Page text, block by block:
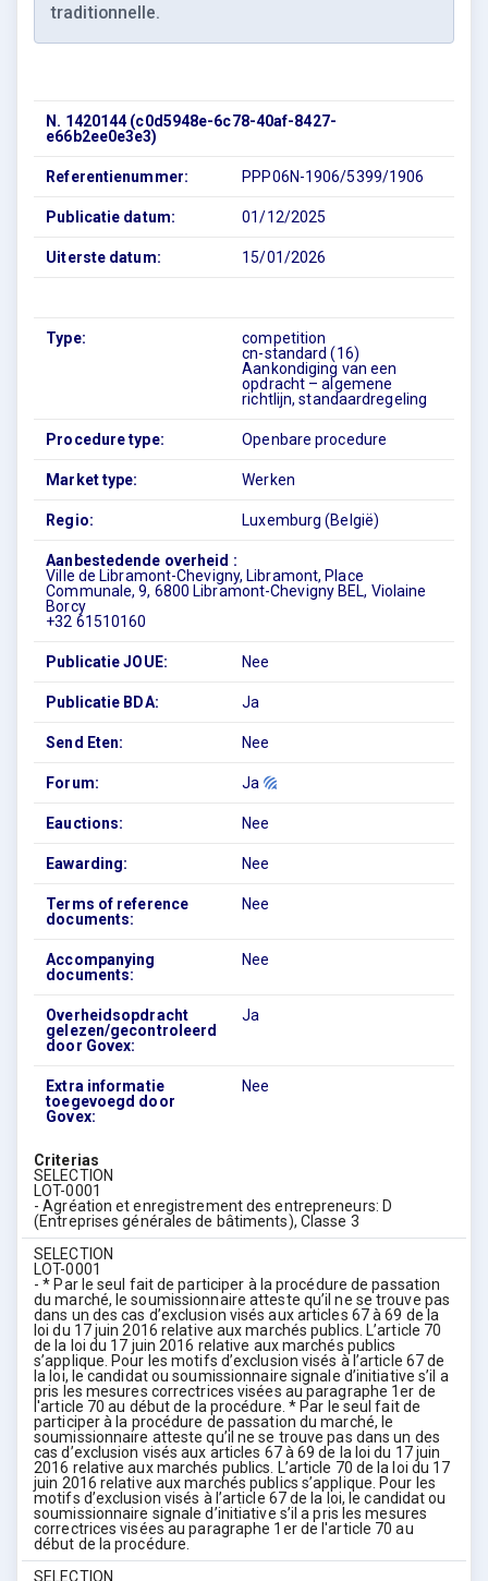
traditionnelle.
N. 1420144 (c0d5948e-6c78-40af-8427-
e66b2ee0e3e3)
Referentienummer: PPP06N-1906/5399/1906
Publicatie datum: 01/12/2025
Uiterste datum: 15/01/2026
Type:
competition
cn-standard (16)
Aankondiging van een
opdracht – algemene
richtlijn, standaardregeling
Procedure type: Openbare procedure
Market type: Werken
Regio: Luxemburg (België)
Aanbestedende overheid :
Ville de Libramont-Chevigny, Libramont, Place
Communale, 9, 6800 Libramont-Chevigny BEL, Violaine
Borcy
+32 61510160
Publicatie JOUE: Nee
Publicatie BDA: Ja
Send Eten: Nee
Forum: Ja
Eauctions: Nee
Eawarding: Nee
Terms of reference
documents:
Nee
Accompanying
documents:
Nee
Overheidsopdracht
gelezen/gecontroleerd
door Govex:
Ja
Extra informatie
toegevoegd door
Govex:
Nee
Criterias
SELECTION
LOT-0001
- Agréation et enregistrement des entrepreneurs: D
(Entreprises générales de bâtiments), Classe 3
SELECTION
LOT-0001
- * Par le seul fait de participer à la procédure de passation
du marché, le soumissionnaire atteste qu’il ne se trouve pas
dans un des cas d’exclusion visés aux articles 67 à 69 de la
loi du 17 juin 2016 relative aux marchés publics. L’article 70
de la loi du 17 juin 2016 relative aux marchés publics
s’applique. Pour les motifs d’exclusion visés à l’article 67 de
la loi, le candidat ou soumissionnaire signale d’initiative s’il a
pris les mesures correctrices visées au paragraphe 1er de
l'article 70 au début de la procédure. * Par le seul fait de
participer à la procédure de passation du marché, le
soumissionnaire atteste qu’il ne se trouve pas dans un des
cas d’exclusion visés aux articles 67 à 69 de la loi du 17 juin
2016 relative aux marchés publics. L’article 70 de la loi du 17
juin 2016 relative aux marchés publics s’applique. Pour les
motifs d’exclusion visés à l’article 67 de la loi, le candidat ou
soumissionnaire signale d’initiative s’il a pris les mesures
correctrices visées au paragraphe 1er de l'article 70 au
début de la procédure.
SELECTION